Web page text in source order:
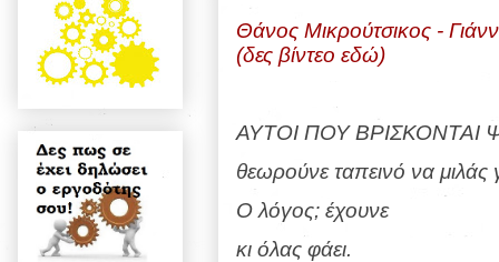
Θάνος Μικρούτσικος -
(δες βίντεο εδώ)
ΑΥΤΟΙ ΠΟΥ ΒΡΙΣΚΟΝΤΑΙ
θεωρούνε ταπεινό να μιλάς
Ο λόγος; έχουνε
κι όλας φάει.